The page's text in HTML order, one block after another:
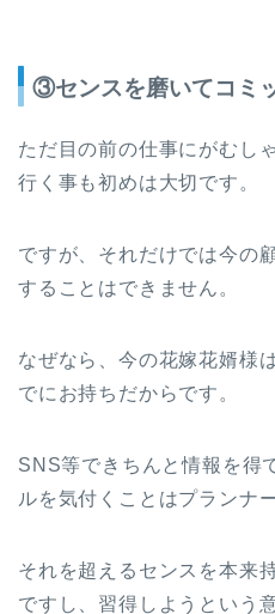
③センスを磨いてコミ
ただ目の前の仕事にがむし
行く事も初めは大切です。
ですが、それだけでは今の
することはできません。
なぜなら、今の花嫁花婿様
でにお持ちだからです。
SNS等できちんと情報を得
ルを気付くことはプランナ
それを超えるセンスを本来
ですし、習得しようという